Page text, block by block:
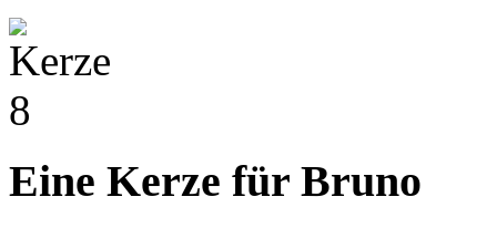
Eine Kerze für Bruno